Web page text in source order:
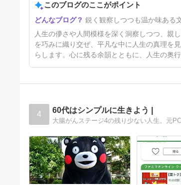
文春の雑誌がまた
26日前
このブログのここがポイント
鋭く観察しつつも温か味ある
人生の儚さや人間模様を深く洞察しつつ、親
を巧みに織り交ぜ、平凡な中に人生の真理を
らします。心に残る余韻とともに、人生の奥
4 60代はシンプルに生きよう |
大腸がんステージ4の残り少ない人生。元